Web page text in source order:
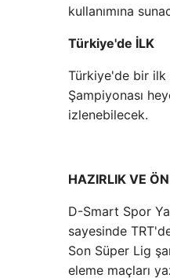
kullanımına
Türkiye'de İLK
Türkiye'de bir ilk
Şampiyonası
izlenebilecek.
HAZIRLIK VE
D-Smart Spor
sayesinde
Son Süper Lig
eleme maçları